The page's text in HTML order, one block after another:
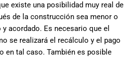
existe una posibilidad muy real de
de la construcción sea menor o
acordado. Es necesario que el
se realizará el recálculo y el pago
en tal caso. También es posible